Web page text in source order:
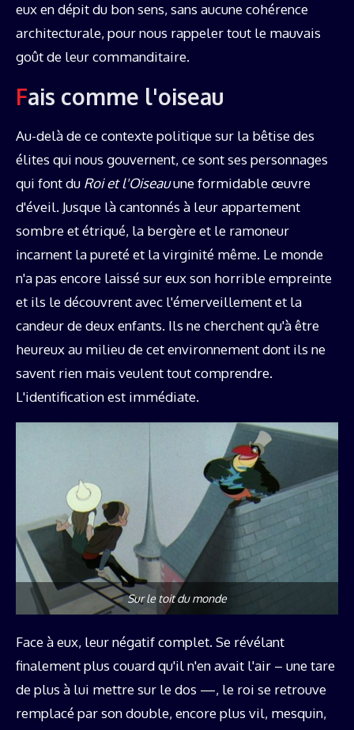
eux en dépit du bon sens, sans aucune cohérence
architecturale, pour nous rappeler tout le mauvais
goût de leur commanditaire.
Fais comme l'oiseau
Au-delà de ce contexte politique sur la bêtise des
élites qui nous gouvernent, ce sont ses personnages
qui font du Roi et l'Oiseauune formidable œuvre
d'éveil. Jusque là cantonnés à leur appartement
sombre et étriqué, la bergère et le ramoneur
incarnent la pureté et la virginité même. Le monde
n'a pas encore laissé sur eux son horrible empreinte
et ils le découvrent avec l'émerveillement et la
candeur de deux enfants. Ils ne cherchent qu'à être
heureux au milieu de cet environnement dont ils ne
savent rien mais veulent tout comprendre.
L'identification est immédiate.
Sur le toit du monde
Face à eux, leur négatif complet. Se révélant
finalement plus couard qu'il n'en avait l'air – une tare
de plus à lui mettre sur le dos —, le roi se retrouve
remplacé par son double, encore plus vil, mesquin,